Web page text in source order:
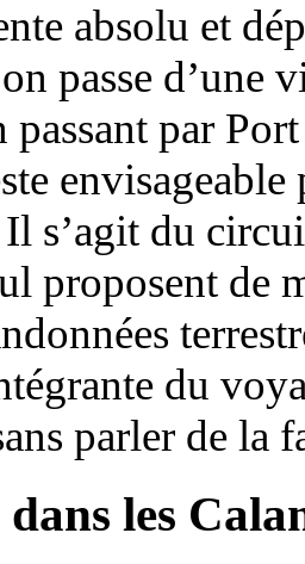
absolu et
passe d’une
par
s’agit du
proposent de
du
parler de la
les